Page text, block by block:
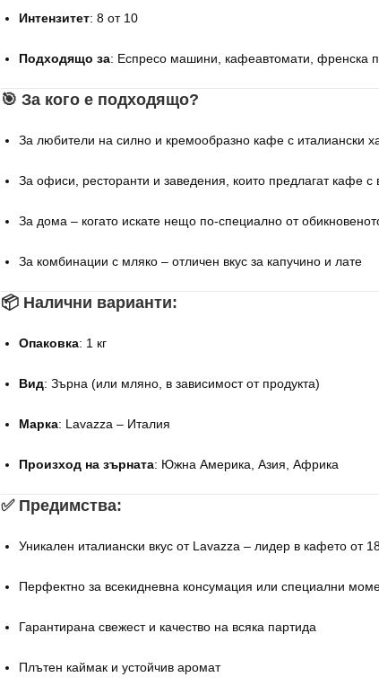
Интензитет: 8 от 10
Подходящо за: Еспресо машини, кафеавтомати, френска
🎯 За кого е подходящо?
За любители на силно и кремообразно кафе с италиански
За офиси, ресторанти и заведения, които предлагат кафе с
За дома – когато искате нещо по-специално от
За комбинации с мляко – отличен вкус за капучино и лате
📦 Налични варианти:
Опаковка: 1 кг
Вид: Зърна (или мляно, в зависимост от продукта)
Марка: Lavazza – Италия
Произход на зърната: Южна Америка, Азия, Африка
✅ Предимства:
Уникален италиански вкус от Lavazza – лидер в кафето от
Перфектно за всекидневна консумация или специални
Гарантирана свежест и качество на всяка партида
Плътен каймак и устойчив аромат